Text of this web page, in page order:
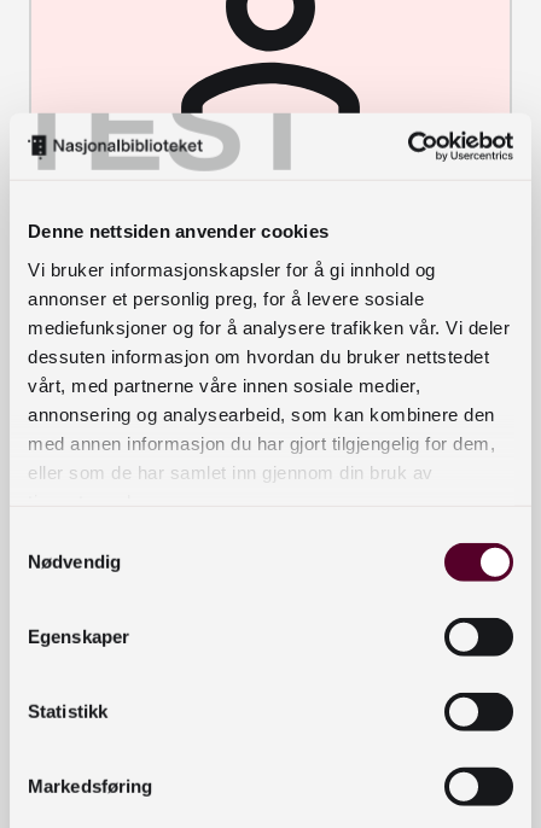
TEST
Denne nettsiden anvender cookies
Vi bruker informasjonskapsler for å gi innhold og
annonser et personlig preg, for å levere sosiale
mediefunksjoner og for å analysere trafikken vår. Vi deler
dessuten informasjon om hvordan du bruker nettstedet
vårt, med partnerne våre innen sosiale medier,
annonsering og analysearbeid, som kan kombinere den
med annen informasjon du har gjort tilgjengelig for dem,
eller som de har samlet inn gjennom din bruk av
Nødvendig
Egenskaper
Statistikk
Markedsføring
Edvardsen
e
r
kulturarvdigitalisering.
Sjøvoll